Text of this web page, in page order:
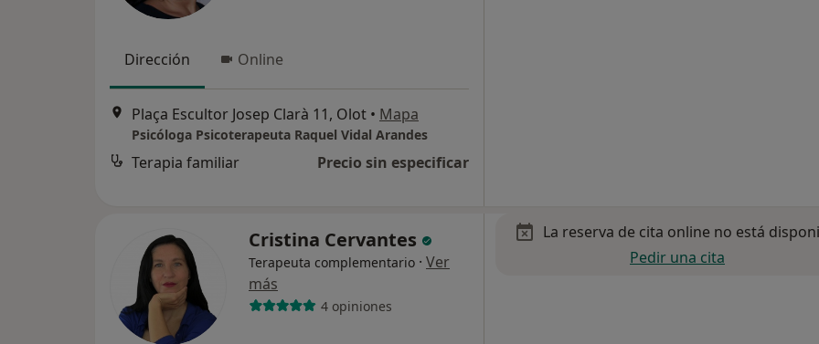
Dirección Online
Plaça Escultor Josep Clarà 11, Olot • Mapa
Psicóloga Psicoterapeuta Raquel Vidal Arandes
Terapia familiar Precio sin especificar
Cristina Cervantes
Terapeuta complementario · Ver
más
4 opiniones
La reserva de cita online no está
Pedir una cita